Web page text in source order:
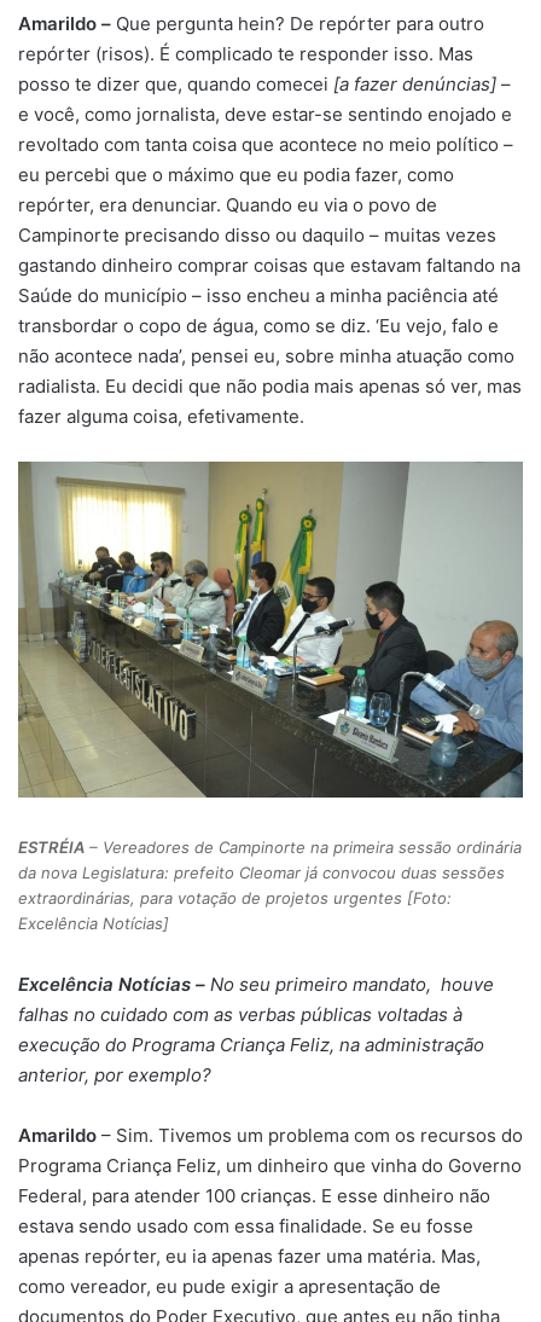
Amarildo – Que pergunta hein? De repórter para outro
repórter (risos). É complicado te responder isso. Mas
posso te dizer que, quando comecei [a fazer denúncias] –
e você, como jornalista, deve estar-se sentindo enojado e
revoltado com tanta coisa que acontece no meio político –
eu percebi que o máximo que eu podia fazer, como
repórter, era denunciar. Quando eu via o povo de
Campinorte precisando disso ou daquilo – muitas vezes
gastando dinheiro comprar coisas que estavam faltando na
Saúde do município – isso encheu a minha paciência até
transbordar o copo de água, como se diz. ‘Eu vejo, falo e
não acontece nada’, pensei eu, sobre minha atuação como
radialista. Eu decidi que não podia mais apenas só ver, mas
fazer alguma coisa, efetivamente.
ESTRÉIA – Vereadores de Campinorte na primeira sessão ordinária
da nova Legislatura: prefeito Cleomar já convocou duas sessões
extraordinárias, para votação de projetos urgentes [Foto:
Excelência Notícias]
Excelência Notícias – No seu primeiro mandato, houve
falhas no cuidado com as verbas públicas voltadas à
execução do Programa Criança Feliz, na administração
anterior, por exemplo?
Amarildo – Sim. Tivemos um problema com os recursos do
Programa Criança Feliz, um dinheiro que vinha do Governo
Federal, para atender 100 crianças. E esse dinheiro não
estava sendo usado com essa finalidade. Se eu fosse
apenas repórter, eu ia apenas fazer uma matéria. Mas,
como vereador, eu pude exigir a apresentação de
documentos do Poder Executivo, que antes eu não tinha